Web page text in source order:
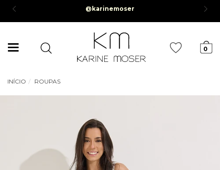
mínima de R$50,00* @karinemoser
Mudar
0
INÍCIO ROUPAS